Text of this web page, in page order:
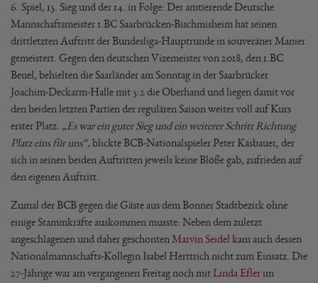
6. Spiel, 15. Sieg und der 14. in Folge: Der amtierende Deutsche
Mannschaftsmeister 1.BC Saarbrücken-Bischmisheim hat seinen
drittletzten Auftritt der Bundesliga-Hauptrunde in souveräner Manier
gemeistert. Gegen den deutschen Vizemeister von 2018, den 1.BC
Beuel, behielten die Saarländer am Sonntag in der Saarbrücker
Joachim-Deckarm-Halle mit 5:2 die Oberhand und liegen damit vor
den beiden letzten Partien der regulären Saison weiter voll auf Kurs
erster Platz. „Es war ein guter Sieg und ein weiterer Schritt Richtung
Platz eins für uns“, blickte BCB-Nationalspieler Peter Käsbauer, der
sich in seinen beiden Auftritten jeweils keine Blöße gab, zufrieden auf
den eigenen Auftritt.
Zumal der BCB gegen die Gäste aus dem Bonner Stadtbezirk ohne
einige Stammkräfte auskommen musste: Neben dem zuletzt
angeschlagenen und daher geschonten Marvin Seidel kam auch dessen
Nationalmannschafts-Kollegin Isabel Herttrich nicht zum Einsatz. Die
27-Jährige war am vergangenen Freitag noch mit Linda Efler im